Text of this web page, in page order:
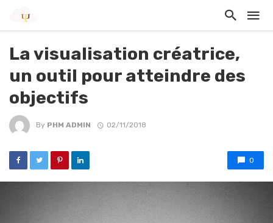
La visualisation créatrice,
un outil pour atteindre des
objectifs
By PHM ADMIN 02/11/2018
0